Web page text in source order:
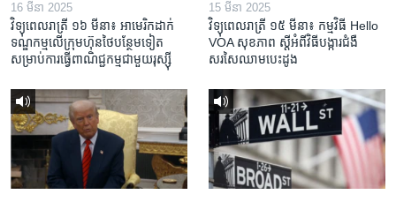
16 មីនា 2025
វិទ្យុពេលរាត្រី ១៦ មីនា៖ អាមេរិក​ដាក់​
ទណ្ឌកម្ម​លើ​ក្រុមហ៊ុន​ថៃ​បន្ថែម​ទៀត​
សម្រាប់​ការ​ធ្វើ​ពាណិជ្ជកម្ម​ជាមួយ​រុស្ស៊ី
15 មីនា 2025
វិទ្យុពេលរាត្រី ១៥ មីនា៖ កម្មវិធី ​Hello
VOA សុខភាព ស្ដី​អំពី​វិធី​បង្ការ​ជំងឺ​
សរសៃ​ឈាម​បេះដូង